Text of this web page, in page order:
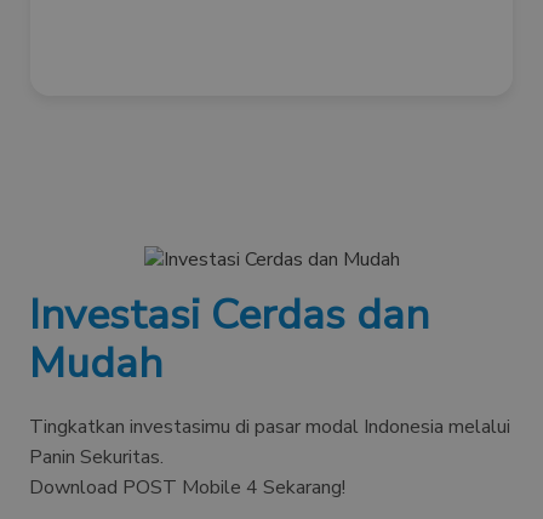
Investasi Cerdas dan
Mudah
Tingkatkan investasimu di pasar modal Indonesia melalui
Panin Sekuritas.
Download POST Mobile 4 Sekarang!